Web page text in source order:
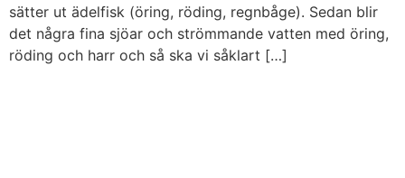
sätter ut ädelfisk (öring, röding, regnbåge). Sedan blir
det några fina sjöar och strömmande vatten med öring,
röding och harr och så ska vi såklart […]